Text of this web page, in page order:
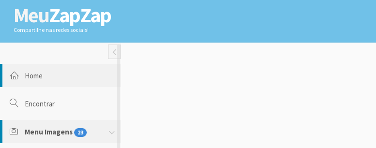
MeuZapZap
Compartilhe nas redes sociais!
Toggle Fullwidth
Home
Encontrar
Menu Imagens 23